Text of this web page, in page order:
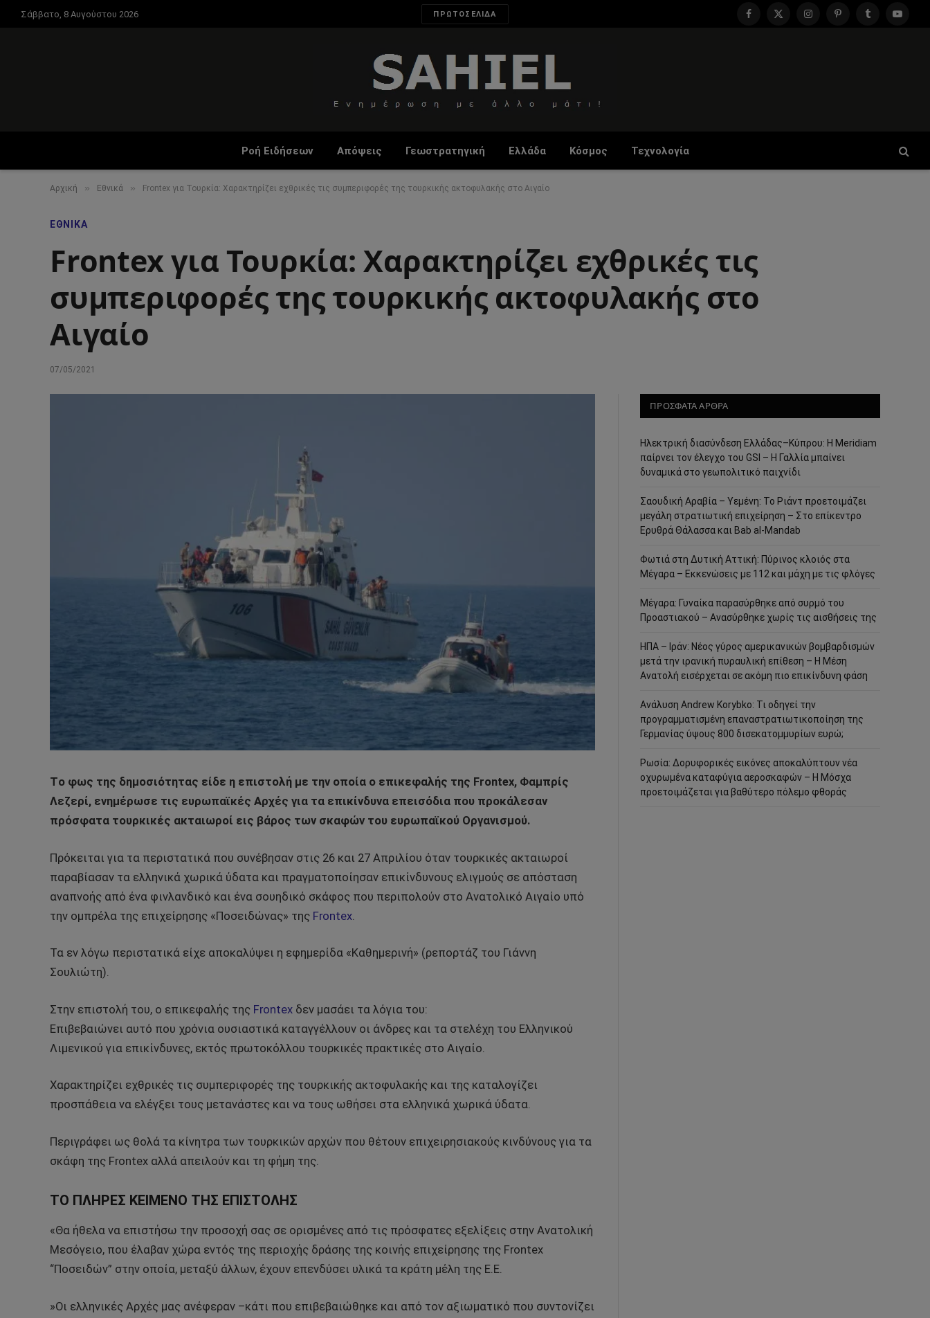
Σάββατο, 8 Αυγούστου 2026 ΠΡΩΤΟΣΕΛΙΔΑ
Facebook
X
InstagramPinterestTumblr
Ροή Ειδήσεων Απόψεις Γεωστρατηγική Ελλάδα Κόσμος Τεχνολογία
Αρχική » Εθνικά » Frontex για Τουρκία: Χαρακτηρίζει εχθρικές τις συμπεριφορές της τουρκικής ακτοφυλακής στο Αιγαίο
ΕΘΝΙΚΆ
Frontex για Τουρκία: Χαρακτηρίζει εχθρικές τις
συμπεριφορές της τουρκικής ακτοφυλακής στο
Αιγαίο
07/05/2021
Τo φως της δημοσιότητας είδε η επιστολή με την οποία ο επικεφαλής της Frontex, Φαμπρίς
Λεζερί, ενημέρωσε τις ευρωπαϊκές Αρχές για τα επικίνδυνα επεισόδια που προκάλεσαν
πρόσφατα τουρκικές ακταιωροί εις βάρος των σκαφών του ευρωπαϊκού Οργανισμού.
Πρόκειται για τα περιστατικά που συνέβησαν στις 26 και 27 Απριλίου όταν τουρκικές ακταιωροί
παραβίασαν τα ελληνικά χωρικά ύδατα και πραγματοποίησαν επικίνδυνους ελιγμούς σε απόσταση
αναπνοής από ένα φινλανδικό και ένα σουηδικό σκάφος που περιπολούν στο Ανατολικό Αιγαίο υπό
την ομπρέλα της επιχείρησης «Ποσειδώνας» της Frontex
Τα εν λόγω περιστατικά είχε αποκαλύψει η εφημερίδα «Καθημερινή» (ρεπορτάζ του Γιάννη
Σουλιώτη).
Στην επιστολή του, ο επικεφαλής της Frontex δεν μασάει τα λόγια του:
Επιβεβαιώνει αυτό που χρόνια ουσιαστικά καταγγέλλουν οι άνδρες και τα στελέχη του Ελληνικού
Λιμενικού για επικίνδυνες, εκτός πρωτοκόλλου τουρκικές πρακτικές στο Αιγαίο.
Χαρακτηρίζει εχθρικές τις συμπεριφορές της τουρκικής ακτοφυλακής και της καταλογίζει
προσπάθεια να ελέγξει τους μετανάστες και να τους ωθήσει στα ελληνικά χωρικά ύδατα.
Περιγράφει ως θολά τα κίνητρα των τουρκικών αρχών που θέτουν επιχειρησιακούς κινδύνους για τα
σκάφη της Frontex αλλά απειλούν και τη φήμη της.
ΤΟ ΠΛΗΡΕΣ ΚΕΙΜΕΝΟ ΤΗΣ ΕΠΙΣΤΟΛΗΣ
«Θα ήθελα να επιστήσω την προσοχή σας σε ορισμένες από τις πρόσφατες εξελίξεις στην Ανατολική
Μεσόγειο, που έλαβαν χώρα εντός της περιοχής δράσης της κοινής επιχείρησης της Frontex
“Ποσειδών” στην οποία, μεταξύ άλλων, έχουν επενδύσει υλικά τα κράτη μέλη της Ε.Ε.
»Οι ελληνικές Αρχές μας ανέφεραν –κάτι που επιβεβαιώθηκε και από τον αξιωματικό που συντονίζει
ΠΡΟΣΦΑΤΑ ΑΡΘΡΑ
Ηλεκτρική διασύνδεση Ελλάδας–Κύπρου: Η Meridiam
παίρνει τον έλεγχο του GSI – Η Γαλλία μπαίνει
δυναμικά στο γεωπολιτικό παιχνίδι
Σαουδική Αραβία – Υεμένη: Το Ριάντ προετοιμάζει
μεγάλη στρατιωτική επιχείρηση – Στο επίκεντρο
Ερυθρά Θάλασσα και Bab al-Mandab
Φωτιά στη Δυτική Αττική: Πύρινος κλοιός στα
Μέγαρα – Εκκενώσεις με 112 και μάχη με τις φλόγες
Μέγαρα: Γυναίκα παρασύρθηκε από συρμό του
Προαστιακού – Ανασύρθηκε χωρίς τις αισθήσεις της
ΗΠΑ – Ιράν: Νέος γύρος αμερικανικών βομβαρδισμών
μετά την ιρανική πυραυλική επίθεση – Η Μέση
Ανατολή εισέρχεται σε ακόμη πιο επικίνδυνη φάση
Ανάλυση Andrew Korybko: Τι οδηγεί την
προγραμματισμένη επαναστρατιωτικοποίηση της
Γερμανίας ύψους 800 δισεκατομμυρίων ευρώ;
Ρωσία: Δορυφορικές εικόνες αποκαλύπτουν νέα
οχυρωμένα καταφύγια αεροσκαφών – Η Μόσχα
προετοιμάζεται για βαθύτερο πόλεμο φθοράς